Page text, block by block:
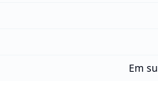
Em